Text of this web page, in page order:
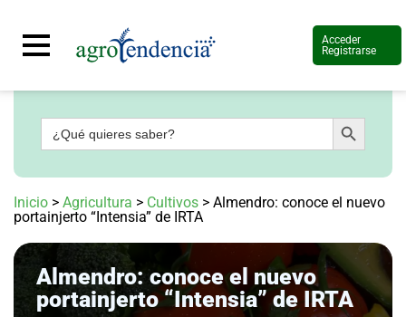
Acceder
Registrarse
Señal
en
más
Agrotendencia
TV
Nuestros
Planes
Glosario
Buscar: Botón de búsqueda
Inicio > Agricultura > Cultivos > Almendro: conoce el nuevo
portainjerto “Intensia” de IRTA
Almendro: conoce el nuevo
portainjerto “Intensia” de IRTA